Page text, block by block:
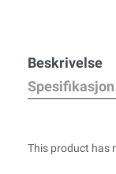
Beskrivelse
Spesifikasjon
This product has